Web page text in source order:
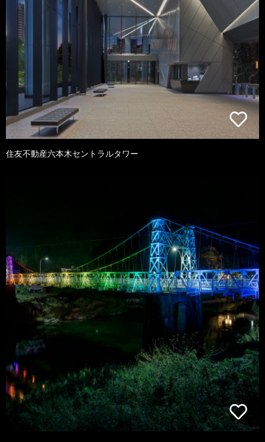
住友不動産六本木セントラルタワー